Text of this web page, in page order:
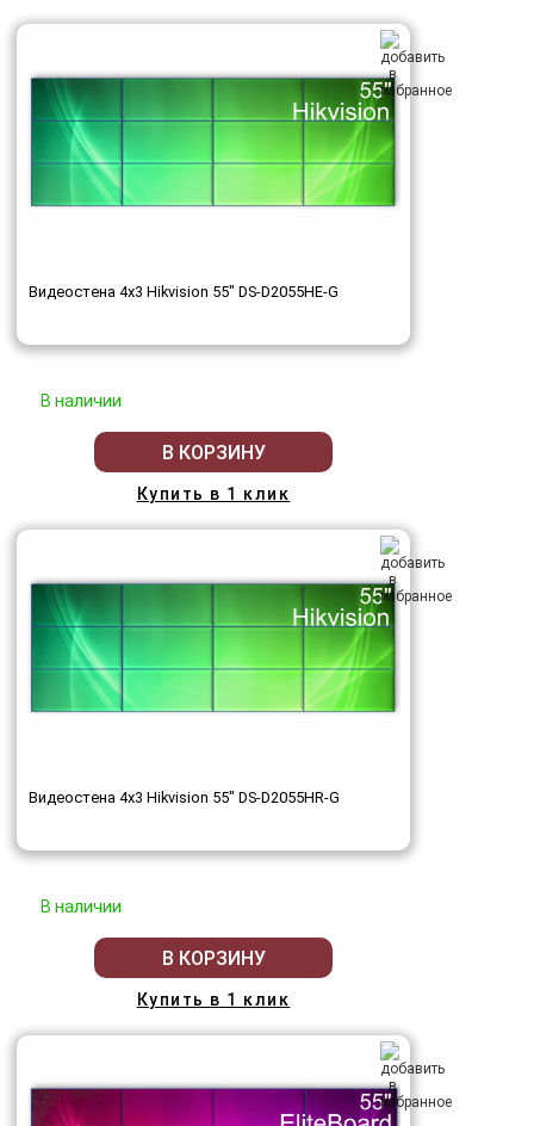
Видеостена 4x3 Hikvision 55" DS-D2055HE-G
В наличии
В КОРЗИНУ
Купить в 1 клик
Видеостена 4x3 Hikvision 55" DS-D2055HR-G
В наличии
В КОРЗИНУ
Купить в 1 клик